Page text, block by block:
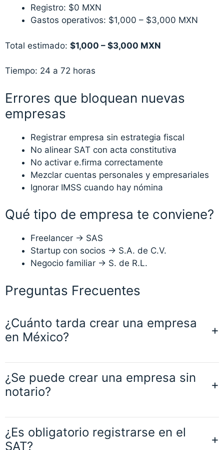
Registro: $0 MXN
Gastos operativos: $1,000 – $3,000 MXN
Total estimado:$1,000 – $3,000 MXN
Tiempo: 24 a 72 horas
Errores que bloquean nuevas
empresas
Registrar empresa sin estrategia fiscal
No alinear SAT con acta constitutiva
No activar e.firma correctamente
Mezclar cuentas personales y empresariales
Ignorar IMSS cuando hay nómina
Qué tipo de empresa te conviene?
Freelancer → SAS
Startup con socios → S.A. de C.V.
Negocio familiar → S. de R.L.
Preguntas Frecuentes
¿Cuánto tarda crear una empresa
en México?
¿Se puede crear una empresa sin
notario?
¿Es obligatorio registrarse en el
SAT?